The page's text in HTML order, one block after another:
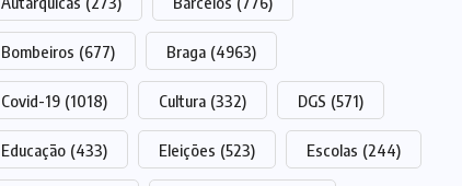
Bombeiros (677) Braga (4963)
Covid-19 (1018) Cultura (332) DGS (571)
Educação (433) Eleições (523) Escolas (244)